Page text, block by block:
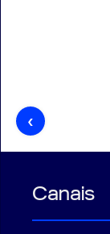
‹
Canais